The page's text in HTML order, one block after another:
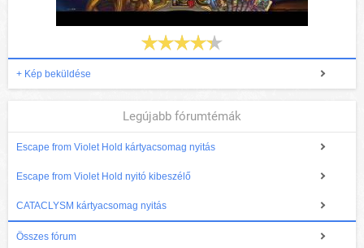
+ Kép beküldése
Legújabb fórumtémák
Escape from Violet Hold kártyacsomag nyitás
Escape from Violet Hold nyitó kibeszélő
CATACLYSM kártyacsomag nyitás
Összes fórum